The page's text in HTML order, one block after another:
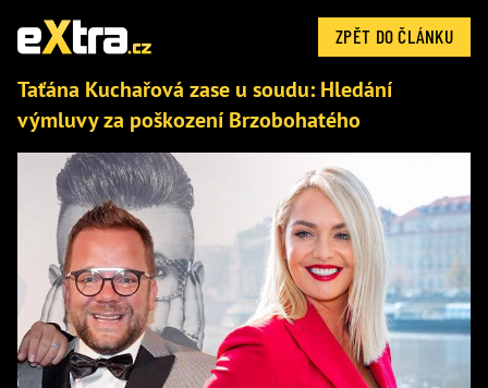
ZPĚT DO ČLÁNKU
Taťána Kuchařová zase u soudu: Hledání
výmluvy za poškození Brzobohatého